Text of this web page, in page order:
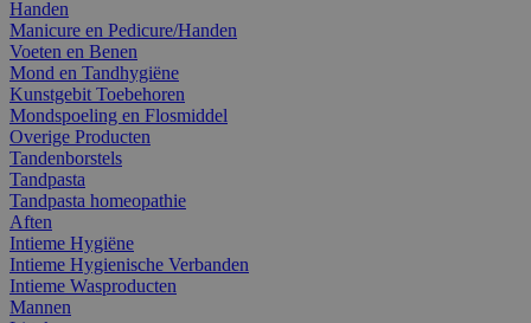
Handen
Manicure en Pedicure/Handen
Voeten en Benen
Mond en Tandhygiëne
Kunstgebit Toebehoren
Mondspoeling en Flosmiddel
Overige Producten
Tandenborstels
Tandpasta
Tandpasta homeopathie
Aften
Intieme Hygiëne
Intieme Hygienische Verbanden
Intieme Wasproducten
Mannen